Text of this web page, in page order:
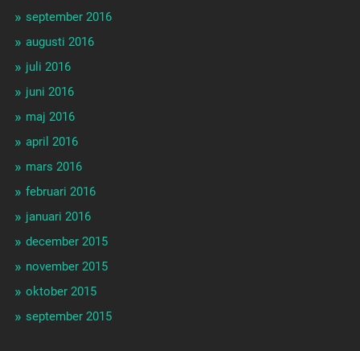
september 2016
augusti 2016
juli 2016
juni 2016
maj 2016
april 2016
mars 2016
februari 2016
januari 2016
december 2015
november 2015
oktober 2015
september 2015